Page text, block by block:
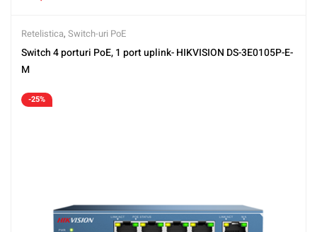
Retelistica, Switch-uri PoE
Switch 4 porturi PoE, 1 port uplink- HIKVISION DS-3E0105P-E-
M
-25%